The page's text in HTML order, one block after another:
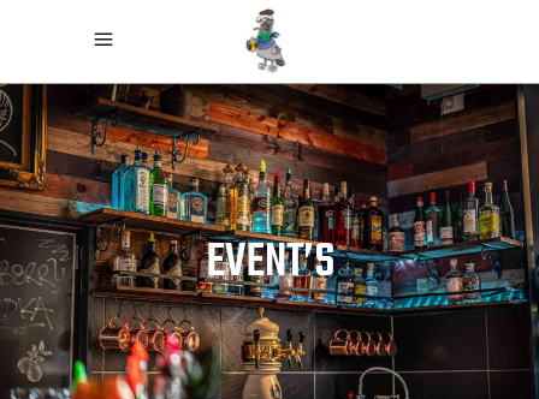
EVENT’S